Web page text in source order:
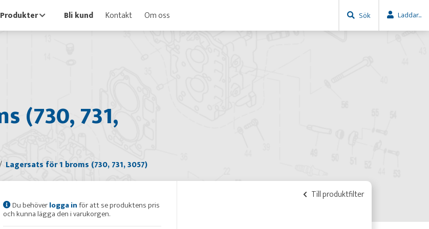
Produkter Bli kund Kontakt Om oss Sök Laddar...
(730, 731,
Lagersats för 1 broms (730, 731, 3057)
Till produktfilter
Du behöverlogga inför att se produktens pris
och kunna lägga den i varukorgen.